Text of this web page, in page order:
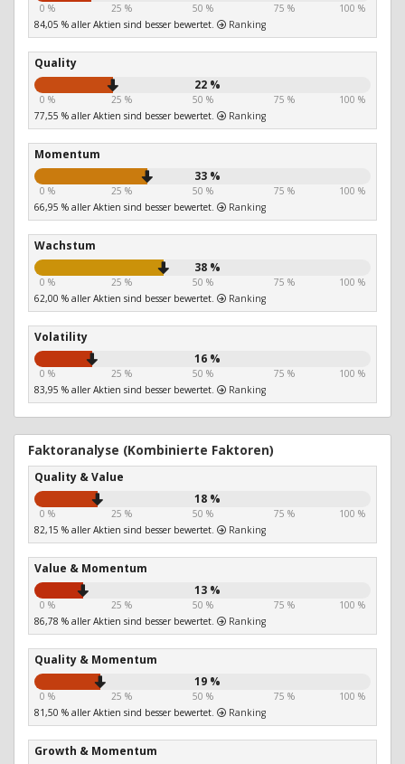
0 % 25 % 50 % 75 %
100 %
84,05 % aller Aktien sind besser bewertet.
Ranking
Quality
22 %
0 % 25 % 50 % 75 %
100 %
77,55 % aller Aktien sind besser bewertet.
Ranking
Momentum
33 %
0 % 25 % 50 % 75 %
100 %
66,95 % aller Aktien sind besser bewertet.
Ranking
Wachstum
38 %
0 % 25 % 50 % 75 %
100 %
62,00 % aller Aktien sind besser bewertet.
Ranking
Volatility
16 %
0 % 25 % 50 % 75 %
100 %
83,95 % aller Aktien sind besser bewertet.
Ranking
Faktoranalyse (Kombinierte Faktoren)
Quality & Value
18 %
0 % 25 % 50 % 75 %
100 %
82,15 % aller Aktien sind besser bewertet.
Ranking
Value & Momentum
13 %
0 % 25 % 50 % 75 %
100 %
86,78 % aller Aktien sind besser bewertet.
Ranking
Quality & Momentum
19 %
0 % 25 % 50 % 75 %
100 %
81,50 % aller Aktien sind besser bewertet.
Ranking
Growth & Momentum